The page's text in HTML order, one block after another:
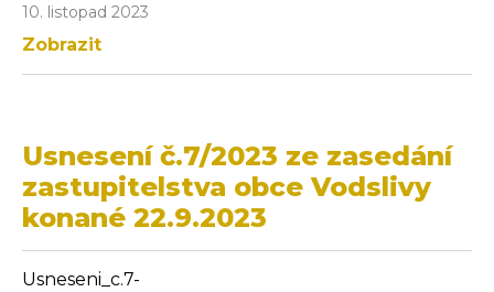
10. listopad 2023
Zobrazit
Usnesení č.7/2023 ze zasedání
zastupitelstva obce Vodslivy
konané 22.9.2023
Usneseni_c.7-